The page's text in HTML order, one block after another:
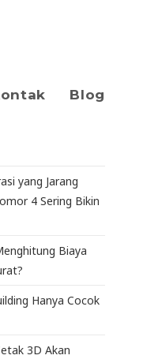
Blog
yang Jarang
4 Sering Bikin
Biaya
Hanya Cocok
3D Akan